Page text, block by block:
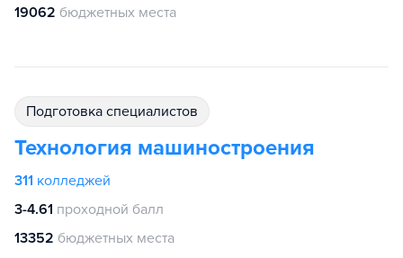
19062 бюджетных места
подготовка специалистов
Технология машиностроения
311 колледжей
3-4.61 проходной балл
13352 бюджетных места